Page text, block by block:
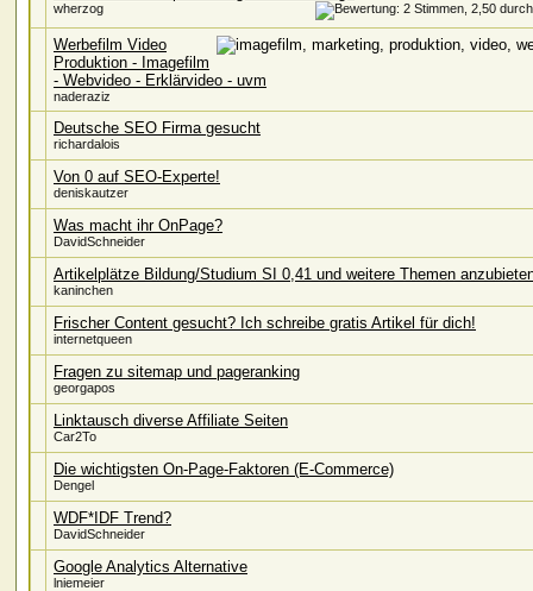
wherzog
Werbefilm Video
Produktion - Imagefilm
- Webvideo - Erklärvideo - uvm
naderaziz
Deutsche SEO Firma gesucht
richardalois
Von 0 auf SEO-Experte!
deniskautzer
Was macht ihr OnPage?
DavidSchneider
Artikelplätze Bildung/Studium SI 0,41 und weitere Themen
kaninchen
Frischer Content gesucht? Ich schreibe gratis Artikel für dich!
internetqueen
Fragen zu sitemap und pageranking
georgapos
Linktausch diverse Affiliate Seiten
Car2To
Die wichtigsten On-Page-Faktoren (E-Commerce)
Dengel
WDF*IDF Trend?
DavidSchneider
Google Analytics Alternative
lniemeier